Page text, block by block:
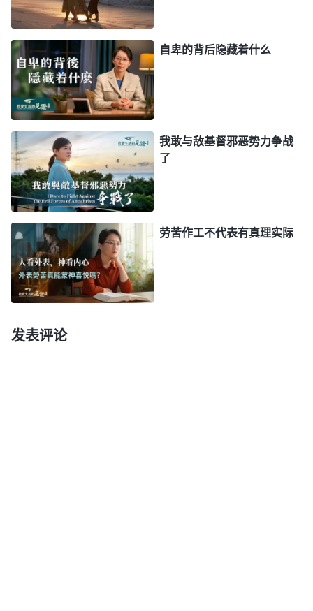
读完神的话，我给她交通说：“咱们要想迎接到主的
重归，得学会放下自己的观念。你也知道，神的意念
高过人的意念，神不会按着人的观念想象作工。‘神
的说话作工都在圣经里，圣经以外没有神的说话作
工’，这个说法有没有神的话作根据？没有，主耶稣
没有说过，圣灵也没有这样见证过。那这是不是人的
观念想象啊？当初主耶稣来作工的时候，法利赛人不
看主耶稣发表了多少真理，而是持守旧约圣经，认为
主耶稣的说话作工超出了圣经，就以此抓把柄定罪主
耶稣，最后把主钉在了十字架上，犯下滔天大罪，咱
们可得吸取法利赛人失败的教训啊！神说话作工从来
不受任何人事物辖制，更不受圣经限制，神始终都在
按照他的经营计划和人类的需要说更多的话、作更多
更新的工作。所以，咱们要确定全能神是不是主耶稣
得看全能神的话是不是真理，全能神是不是能作拯救
自卑的背后隐藏着什么
我敢与敌基督邪恶势力争战
了
劳苦作工不代表有真理实际
发表评论